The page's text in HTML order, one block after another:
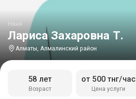
Лариса Захаровна Т.
Няня
Алматы, Алмалинский район
Возраст
58 лет
Цена услуги
от 500 тнг/час